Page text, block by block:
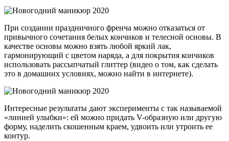
При создании праздничного френча можно отказаться от
привычного сочетания белых кончиков и телесной основы. В
качестве основы можно взять любой яркий лак,
гармонирующий с цветом наряда, а для покрытия кончиков
использовать рассыпчатый глиттер (видео о том, как сделать
это в домашних условиях, можно найти в интернете).
Интересные результаты дают эксперименты с так называемой
«линией улыбки»: ей можно придать V-образную или другую
форму, наделить скошенным краем, удвоить или утроить ее
контур.